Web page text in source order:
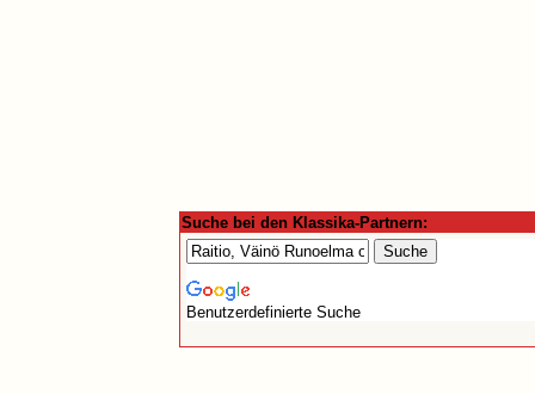
Suche bei den Klassika-Partnern:
Benutzerdefinierte Suche